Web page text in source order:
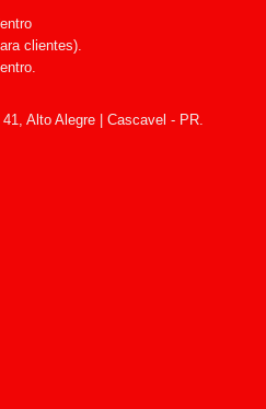
clientes).
Alto Alegre | Cascavel - PR.